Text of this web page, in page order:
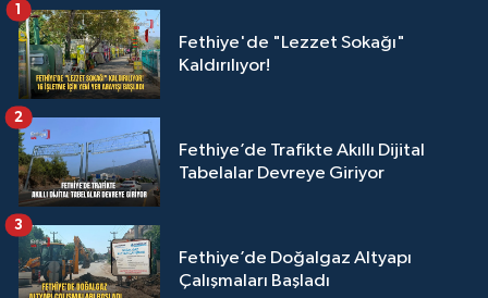
Fethiye'de "Lezzet Sokağı"
Kaldırılıyor!
1
Fethiye’de Trafikte Akıllı Dijital
Tabelalar Devreye Giriyor
2
Fethiye’de Doğalgaz Altyapı
Çalışmaları Başladı
3